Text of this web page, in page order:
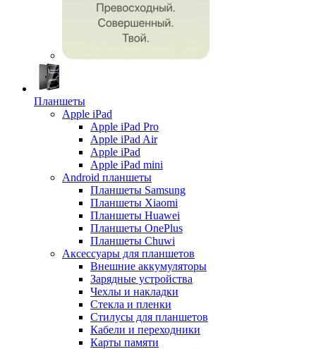
Планшеты
Apple iPad
Apple iPad Pro
Apple iPad Air
Apple iPad
Apple iPad mini
Android планшеты
Планшеты Samsung
Планшеты Xiaomi
Планшеты Huawei
Планшеты OnePlus
Планшеты Chuwi
Аксессуары для планшетов
Внешние аккумуляторы
Зарядные устройства
Чехлы и накладки
Стекла и пленки
Стилусы для планшетов
Кабели и переходники
Карты памяти